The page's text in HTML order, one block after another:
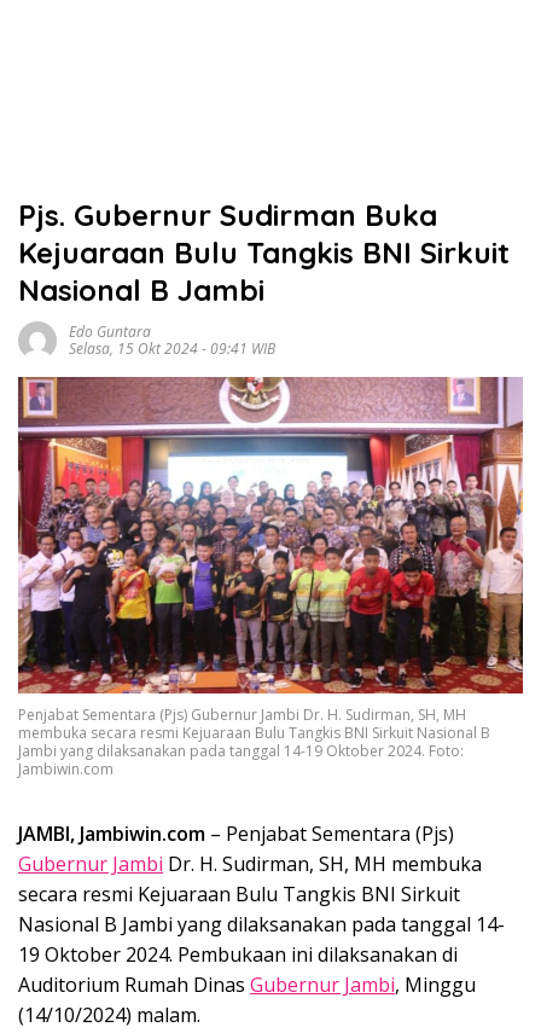
Pjs. Gubernur Sudirman Buka
Kejuaraan Bulu Tangkis BNI Sirkuit
Nasional B Jambi
Edo Guntara
Selasa, 15 Okt 2024 - 09:41 WIB
Penjabat Sementara (Pjs) Gubernur Jambi Dr. H. Sudirman, SH, MH
membuka secara resmi Kejuaraan Bulu Tangkis BNI Sirkuit Nasional B
Jambi yang dilaksanakan pada tanggal 14-19 Oktober 2024. Foto:
Jambiwin.com
JAMBI, Jambiwin.com – Penjabat Sementara (Pjs)
Gubernur Jambi Dr. H. Sudirman, SH, MH membuka
secara resmi Kejuaraan Bulu Tangkis BNI Sirkuit
Nasional B Jambi yang dilaksanakan pada tanggal 14-
19 Oktober 2024. Pembukaan ini dilaksanakan di
Auditorium Rumah Dinas Gubernur Jambi, Minggu
(14/10/2024) malam.